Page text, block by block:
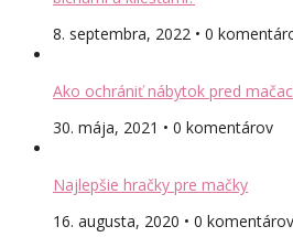
8. septembra, 2022 • 0
Ako ochrániť nábytok pred
30. mája, 2021 • 0 komentárov
Najlepšie hračky pre mačky
16. augusta, 2020 • 0 komentárov